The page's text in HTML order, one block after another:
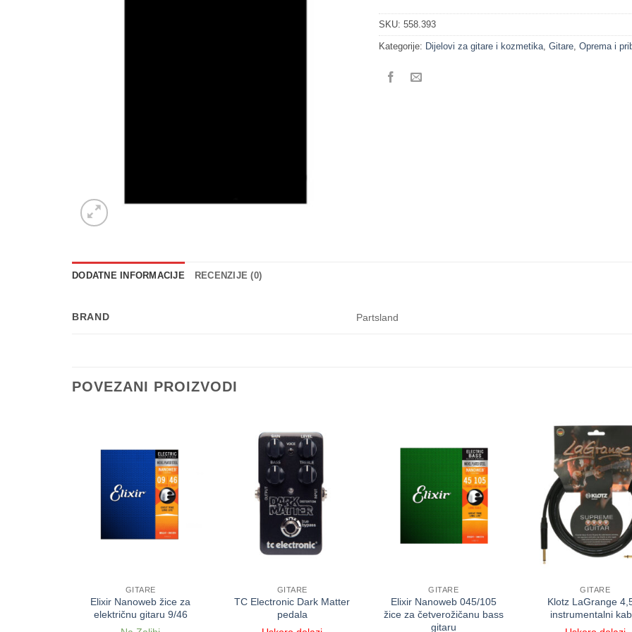
SKU: 558.393
Kategorije: Dijelovi za gitare i kozmetika, Gitare, Oprema i
DODATNE INFORMACIJE RECENZIJE (0)
BRAND Partsland
POVEZANI PROIZVODI
GITARE
Elixir Nanoweb žice za
električnu gitaru 9/46
GITARE
TC Electronic Dark Matter
pedala
GITARE
Elixir Nanoweb 045/105
žice za četverožičanu bass
gitaru
GITARE
Klotz LaGrange
instrumentalni